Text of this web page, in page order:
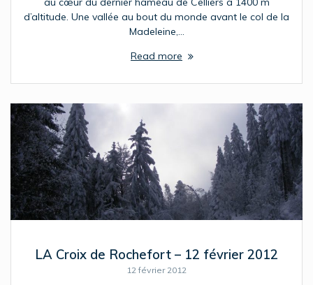
d’altitude. Une vallée au bout du monde avant le col de la
Madeleine,…
Read more
LA Croix de Rochefort – 12 février 2012
12 février 2012